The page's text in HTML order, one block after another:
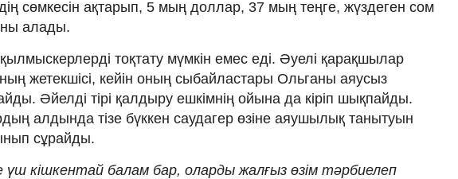
сөмкесін ақтарып, 5 мың доллар, 37 мың теңге, жүздеген сом
алады.
тоқтату мүмкін емес еді. Әуелі қарақшылар
жетекшісі, кейін оның сыбайластары Ольганы аяусыз
Әйелді тірі қалдыру ешкімнің ойына да кіріп шықпайды.
алдында тізе бүккен саудагер өзіне аяушылық танытуын
сұрайды.
үш кішкентай балам бар, оларды жалғыз өзім тәрбиелеп